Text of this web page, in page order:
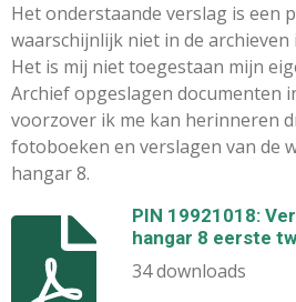
Het onderstaande verslag is een
waarschijnlijk niet in de
Het is mij niet toegestaan mijn
Archief opgeslagen documenten
voorzover ik me kan herinneren
fotoboeken en verslagen van de
hangar 8.
PIN 19921018:
hangar 8 eerste
34 downloads